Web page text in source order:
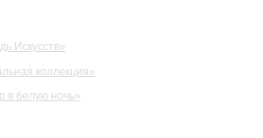
Искусств»
коллекция»
в белую ночь»